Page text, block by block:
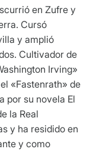
en Zufre y
Cursó
y amplió
Cultivador de
Irving»
«Fastenrath» de
por su novela El
la Real
y ha residido en
y como